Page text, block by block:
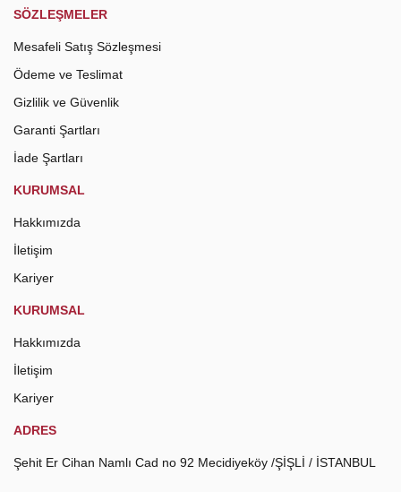
SÖZLEŞMELER
Mesafeli Satış Sözleşmesi
Ödeme ve Teslimat
Gizlilik ve Güvenlik
Garanti Şartları
İade Şartları
KURUMSAL
Hakkımızda
İletişim
Kariyer
KURUMSAL
Hakkımızda
İletişim
Kariyer
ADRES
Şehit Er Cihan Namlı Cad no 92 Mecidiyeköy /ŞİŞLİ / İSTANBUL